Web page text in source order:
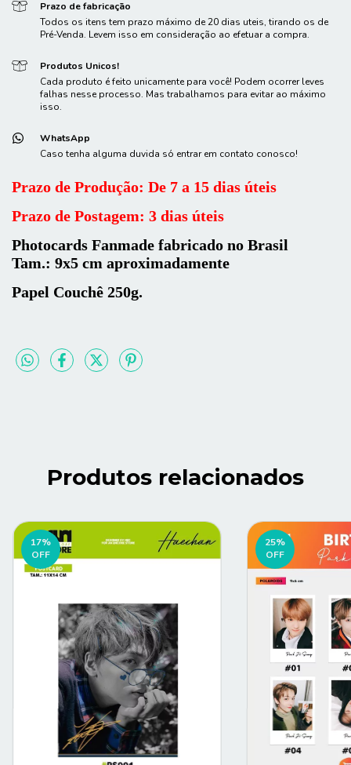
Prazo de fabricação
Todos os itens tem prazo máximo de 20 dias uteis, tirando os de
Pré-Venda. Levem isso em consideração ao efetuar a compra.
Produtos Unicos!
Cada produto é feito unicamente para você! Podem ocorrer leves
falhas nesse processo. Mas trabalhamos para evitar ao máximo
isso.
WhatsApp
Caso tenha alguma duvida só entrar em contato conosco!
Prazo de Produção: De 7 a 15 dias úteis
Prazo de Postagem: 3 dias úteis
Photocards Fanmade fabricado no Brasil
Tam.: 9x5 cm aproximadamente
Papel Couchê 250g.
Produtos relacionados
17%
OFF
25%
OFF